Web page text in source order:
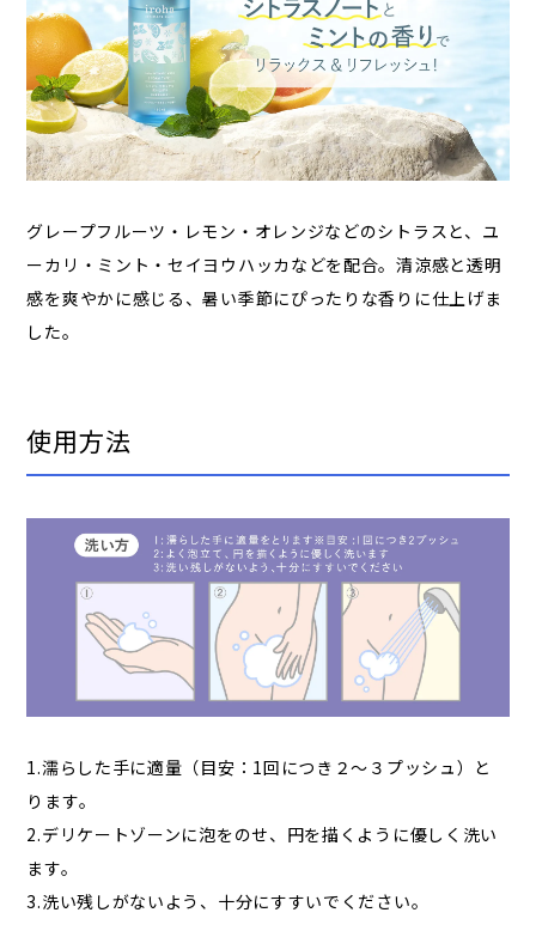
グレープフルーツ・レモン・オレンジなどの​シトラスと、​ユ
ーカリ・ミント・セイヨウハッカなどを​配合。​清涼感と​透明
感を​爽やかに​感じる、​暑い​季節に​ぴったりな​香りに​仕上げま
した。
使用方法
1.濡らした手に適量（目安：1回につき２～３プッシュ）と
ります。
2.デリケートゾーンに泡をのせ、円を描くように優しく洗い
ます。
3.洗い残しがないよう、十分にすすいでください。